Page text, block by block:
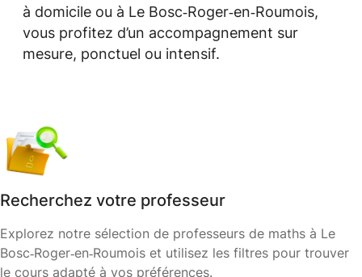
à domicile ou à Le Bosc‑Roger‑en‑Roumois,
vous profitez d’un accompagnement sur
mesure, ponctuel ou intensif.
Recherchez votre professeur
Explorez notre sélection de professeurs de maths à Le
Bosc‑Roger‑en‑Roumois et utilisez les filtres pour trouver
le cours adapté à vos préférences.